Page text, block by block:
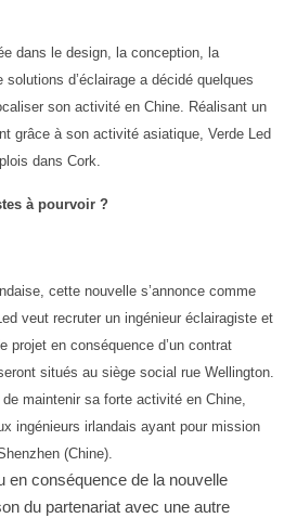
dans le design, la conception, la
solutions d’éclairage a décidé quelques
son activité en Chine. Réalisant un
grâce à son activité asiatique, Verde Led
dans Cork.
à pourvoir ?
cette nouvelle s’annonce comme
veut recruter un ingénieur éclairagiste et
projet en conséquence d’un contrat
situés au siège social rue Wellington.
maintenir sa forte activité en Chine,
ingénieurs irlandais ayant pour mission
(Chine).
en conséquence de la nouvelle
du partenariat avec une autre